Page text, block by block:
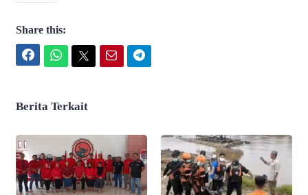
Share this:
Berita Terkait